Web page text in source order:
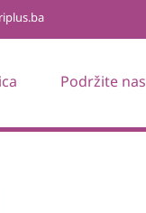
Podržite nas